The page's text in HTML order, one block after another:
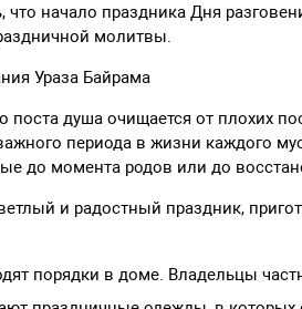
что начало праздника Дня
молитвы.
Ураза Байрама
поста душа очищается от плохих
периода в жизни каждого
до момента родов или до
и радостный праздник,
порядки в доме. Владельцы